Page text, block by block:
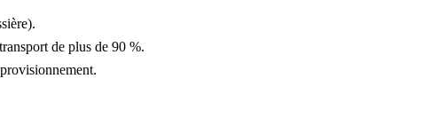
de plus de 90 %.